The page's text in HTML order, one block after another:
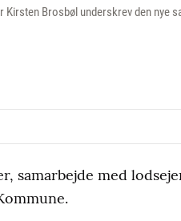
Brosbøl underskrev den nye
samarbejde med